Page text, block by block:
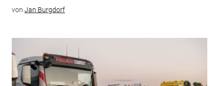
von Jan Burgdorf